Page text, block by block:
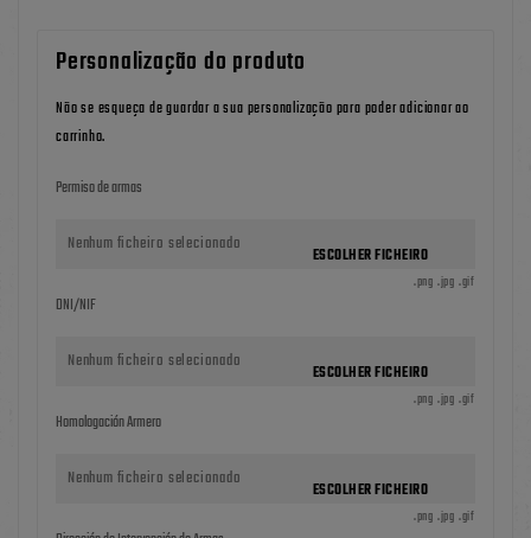
Personalização do produto
Não se esqueça de guardar a sua personalização para poder adicionar ao
carrinho.
Permiso de armas
Nenhum ficheiro selecionado ESCOLHER FICHEIRO
.png .jpg .gif
DNI/NIF
Nenhum ficheiro selecionado ESCOLHER FICHEIRO
.png .jpg .gif
Homologación Armero
Nenhum ficheiro selecionado ESCOLHER FICHEIRO
.png .jpg .gif